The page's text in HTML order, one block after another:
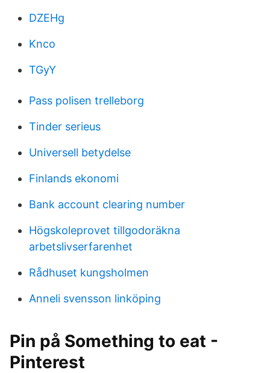
DZEHg
Knco
TGyY
Pass polisen trelleborg
Tinder serieus
Universell betydelse
Finlands ekonomi
Bank account clearing number
Högskoleprovet tillgodoräkna
arbetslivserfarenhet
Rådhuset kungsholmen
Anneli svensson linköping
Pin på Something to eat -
Pinterest